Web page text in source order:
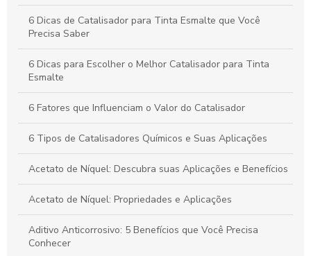
Compostos Químicos: Entenda sua Importância e Aplicações
Práticas
6 Dicas de Catalisador para Tinta Esmalte que Você
Precisa Saber
6 Dicas para Escolher o Melhor Catalisador para Tinta
Esmalte
6 Fatores que Influenciam o Valor do Catalisador
6 Tipos de Catalisadores Químicos e Suas Aplicações
Acetato de Níquel: Descubra suas Aplicações e Benefícios
Acetato de Níquel: Propriedades e Aplicações
Aditivo Anticorrosivo: 5 Benefícios que Você Precisa
Conhecer